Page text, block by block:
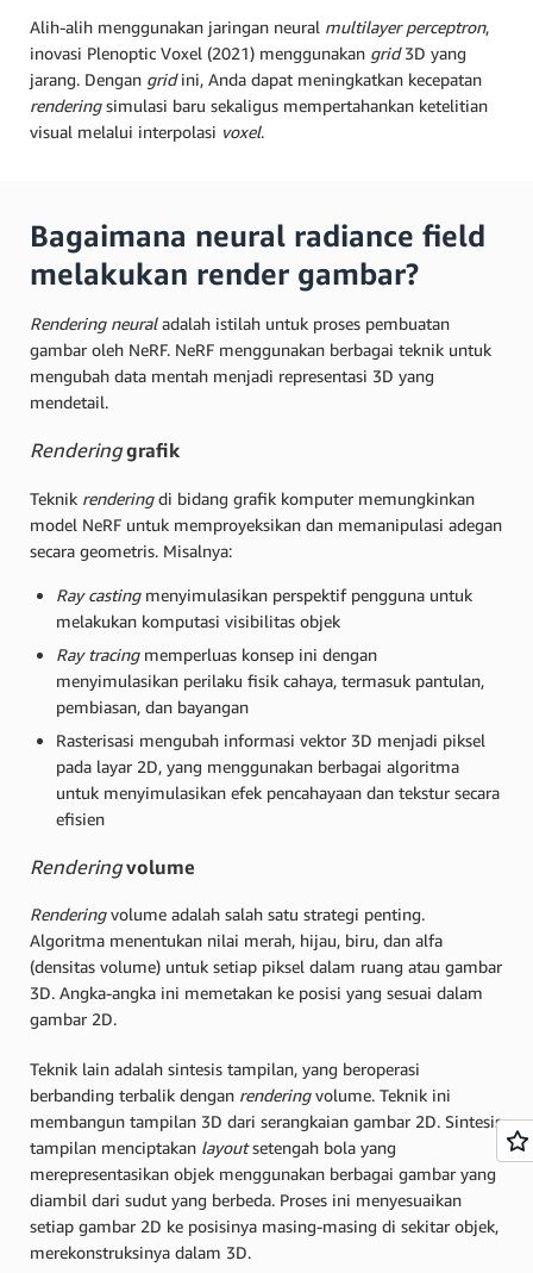
Alih-alih menggunakan jaringan neural multilayer perceptron,
inovasi Plenoptic Voxel (2021) menggunakan grid3D yang
jarang. Dengan gridini, Anda dapat meningkatkan kecepatan
renderingsimulasi baru sekaligus mempertahankan ketelitian
visual melalui interpolasi voxel.
Bagaimana neural radiance field
melakukan render gambar?
Renderingneuraladalah istilah untuk proses pembuatan
gambar oleh NeRF. NeRF menggunakan berbagai teknik untuk
mengubah data mentah menjadi representasi 3D yang
mendetail.
Renderinggrafik
Teknik renderingdi bidang grafik komputer memungkinkan
model NeRF untuk memproyeksikan dan memanipulasi adegan
secara geometris. Misalnya:
Ray castingmenyimulasikan perspektif pengguna untuk
melakukan komputasi visibilitas objek
Ray tracingmemperluas konsep ini dengan
menyimulasikan perilaku fisik cahaya, termasuk pantulan,
pembiasan, dan bayangan
Rasterisasi mengubah informasi vektor 3D menjadi piksel
pada layar 2D, yang menggunakan berbagai algoritma
untuk menyimulasikan efek pencahayaan dan tekstur secara
efisien
Renderingvolume
Renderingvolume adalah salah satu strategi penting.
Algoritma menentukan nilai merah, hijau, biru, dan alfa
(densitas volume) untuk setiap piksel dalam ruang atau gambar
3D. Angka-angka ini memetakan ke posisi yang sesuai dalam
gambar 2D.
Teknik lain adalah sintesis tampilan, yang beroperasi
berbanding terbalik dengan renderingvolume. Teknik ini
membangun tampilan 3D dari serangkaian gambar 2D. Sintesis
tampilan menciptakan layoutsetengah bola yang
merepresentasikan objek menggunakan berbagai gambar yang
diambil dari sudut yang berbeda. Proses ini menyesuaikan
setiap gambar 2D ke posisinya masing-masing di sekitar objek,
merekonstruksinya dalam 3D.